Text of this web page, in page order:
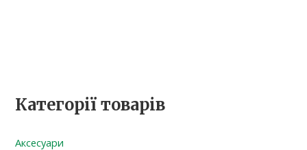
Категорії товарів
Аксесуари